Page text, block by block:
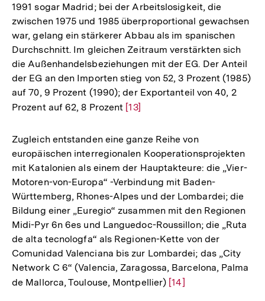
1991 sogar Madrid; bei der Arbeitslosigkeit, die
zwischen 1975 und 1985 überproportional gewachsen
war, gelang ein stärkerer Abbau als im spanischen
Durchschnitt. Im gleichen Zeitraum verstärkten sich
die Außenhandelsbeziehungen mit der EG. Der Anteil
der EG an den Importen stieg von 52, 3 Prozent (1985)
auf 70, 9 Prozent (1990); der Exportanteil von 40, 2
Prozent auf 62, 8 Prozent Zur
der
Fußnote
[13]
Zugleich entstanden eine ganze Reihe von
europäischen interregionalen Kooperationsprojekten
mit Katalonien als einem der Hauptakteure: die „Vier-
Motoren-von-Europa“ -Verbindung mit Baden-
Württemberg, Rhones-Alpes und der Lombardei; die
Bildung einer „Euregio“ zusammen mit den Regionen
Midi-Pyr 6n 6es und Languedoc-Roussillon; die „Ruta
de alta tecnologfa“ als Regionen-Kette von der
Comunidad Valenciana bis zur Lombardei; das „City
Network C 6“ (Valencia, Zaragossa, Barcelona, Palma
de Mallorca, Toulouse, Montpellier) Zur
[14]